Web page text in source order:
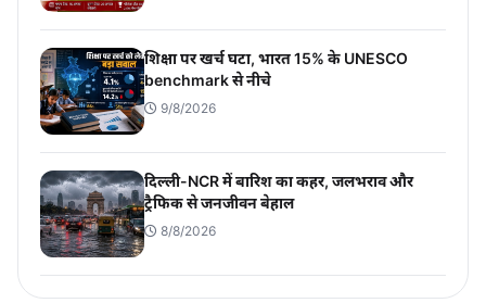
शिक्षा पर खर्च घटा, भारत 15% के UNESCO
benchmark से नीचे
9/8/2026
दिल्ली-NCR में बारिश का कहर, जलभराव और
ट्रैफिक से जनजीवन बेहाल
8/8/2026